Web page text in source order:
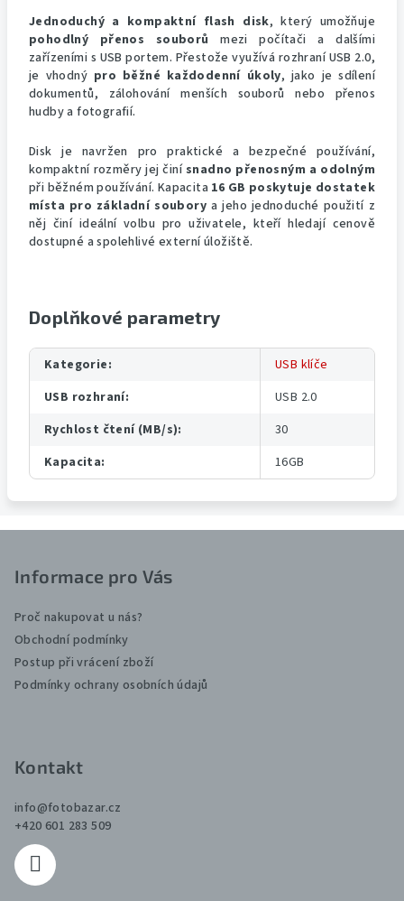
Jednoduchý a kompaktní flash disk, který umožňuje
pohodlný přenos souborů mezi počítači a dalšími
zařízeními s USB portem. Přestože využívá rozhraní USB 2.0,
je vhodný pro běžné každodenní úkoly, jako je sdílení
dokumentů, zálohování menších souborů nebo přenos
hudby a fotografií.
Disk je navržen pro praktické a bezpečné používání,
kompaktní rozměry jej činísnadno přenosným a odolným
při běžném používání. Kapacita 16 GB poskytuje dostatek
místa pro základní soubory a jeho jednoduché použití z
něj činí ideální volbu pro uživatele, kteří hledají cenově
dostupné a spolehlivé externí úložiště.
Doplňkové parametry
Kategorie:
USB klíče
USB rozhraní:
USB 2.0
Rychlost čtení (MB/s):
30
Kapacita: 16GB
Informace pro Vás
Proč nakupovat u nás?
Obchodní podmínky
Postup při vrácení zboží
Podmínky ochrany osobních údajů
Kontakt
info@fotobazar.cz
+420 601 283 509